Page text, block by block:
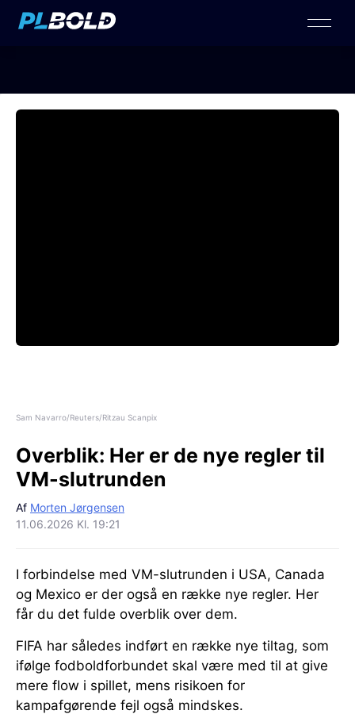
Sam Navarro/Reuters/Ritzau Scanpix
Overblik: Her er de nye regler til
VM-slutrunden
Af Morten Jørgensen
11.06.2026 Kl. 19:21
I forbindelse med VM-slutrunden i USA, Canada
og Mexico er der også en række nye regler. Her
får du det fulde overblik over dem.
FIFA har således indført en række nye tiltag, som
ifølge fodboldforbundet skal være med til at give
mere flow i spillet, mens risikoen for
kampafgørende fejl også mindskes.